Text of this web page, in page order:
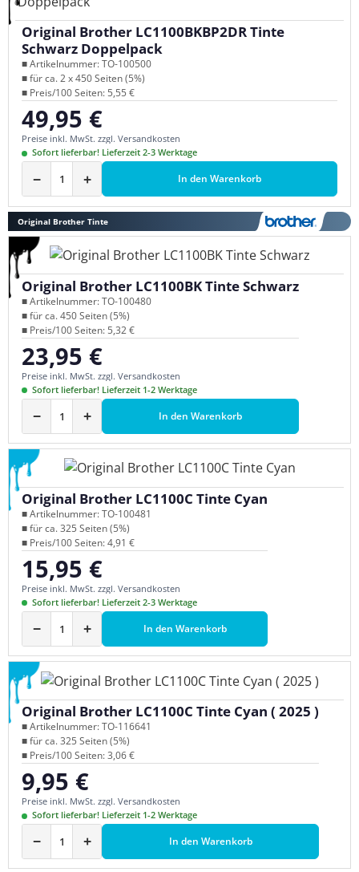
Original Brother LC1100BKBP2DR Tinte
Schwarz Doppelpack
■ Artikelnummer: TO-100500
■ für ca. 2 x 450 Seiten (5%)
■ Preis/100 Seiten: 5,55 €
Regulärer Preis:
49,95 €
Preise inkl. MwSt. zzgl. Versandkosten
Sofort lieferbar! Lieferzeit 2-3 Werktage
− + In den Warenkorb
Original Brother Tinte
Original Brother LC1100BK Tinte Schwarz
■ Artikelnummer: TO-100480
■ für ca. 450 Seiten (5%)
■ Preis/100 Seiten: 5,32 €
Regulärer Preis:
23,95 €
Preise inkl. MwSt. zzgl. Versandkosten
Sofort lieferbar! Lieferzeit 1-2 Werktage
− + In den Warenkorb
Original Brother LC1100C Tinte Cyan
■ Artikelnummer: TO-100481
■ für ca. 325 Seiten (5%)
■ Preis/100 Seiten: 4,91 €
Regulärer Preis:
15,95 €
Preise inkl. MwSt. zzgl. Versandkosten
Sofort lieferbar! Lieferzeit 2-3 Werktage
− + In den Warenkorb
Original Brother LC1100C Tinte Cyan ( 2025 )
■ Artikelnummer: TO-116641
■ für ca. 325 Seiten (5%)
■ Preis/100 Seiten: 3,06 €
Regulärer Preis:
9,95 €
Preise inkl. MwSt. zzgl. Versandkosten
Sofort lieferbar! Lieferzeit 1-2 Werktage
− + In den Warenkorb